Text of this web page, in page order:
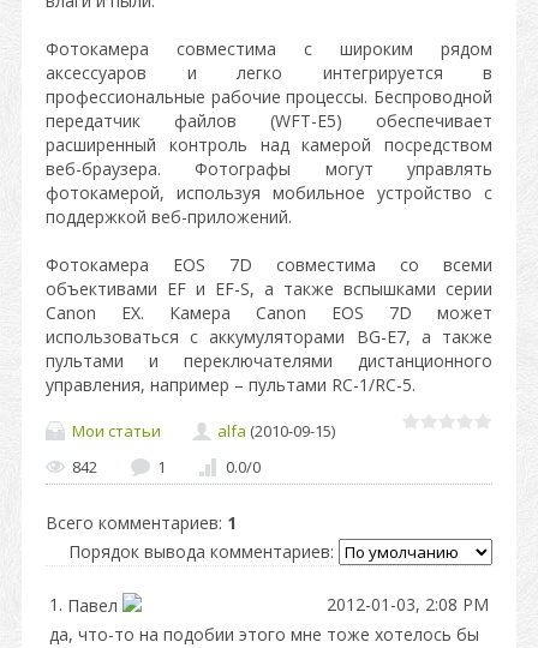
Фотокамера совместима с широким рядом
аксессуаров и легко интегрируется в
профессиональные рабочие процессы. Беспроводной
передатчик файлов (WFT-E5) обеспечивает
расширенный контроль над камерой посредством
веб-браузера. Фотографы могут управлять
фотокамерой, используя мобильное устройство с
поддержкой веб-приложений.
Фотокамера EOS 7D совместима со всеми
объективами EF и EF-S, а также вспышками серии
Canon EX. Камера Canon EOS 7D может
использоваться с аккумуляторами BG-E7, а также
пультами и переключателями дистанционного
управления, например – пультами RC-1/RC-5.
Мои статьи alfa (2010-09-15)
842
1 0.0/0
Всего комментариев: 1
Порядок вывода комментариев:
1. Павел
2012-01-03, 2:08 PM
да, что-то на подобии этого мне тоже хотелось бы